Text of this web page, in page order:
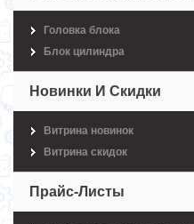
Головка блока
Блок цилиндра
Новинки И Скидки
Витрина новинок
Витрина скидок
Прайс-Листы